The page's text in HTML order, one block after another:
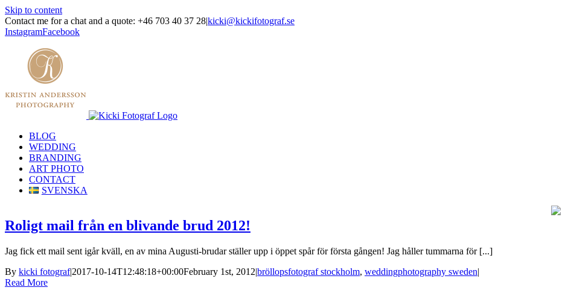
Skip to content
Contact me for a chat and a quote: +46 703 40 37 28|kicki@kickifotograf.se
InstagramFacebook
BLOG
WEDDING
BRANDING
ART PHOTO
CONTACT
SVENSKA
Roligt mail från en blivande brud 2012!
Jag fick ett mail sent igår kväll, en av mina Augusti-brudar ställer upp i öppet spår för första gången! Jag håller tummarna för [...]
By kicki fotograf|2017-10-14T12:48:18+00:00February 1st, 2012|bröllopsfotograf stockholm, weddingphotography sweden|
Read More